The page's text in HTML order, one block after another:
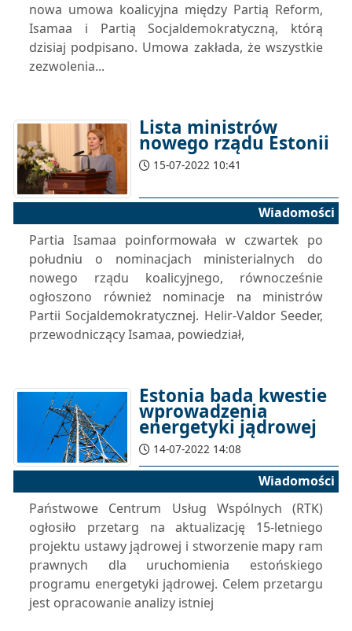
nowa umowa koalicyjna między Partią Reform,
Isamaa i Partią Socjaldemokratyczną, którą
dzisiaj podpisano. Umowa zakłada, że ​​wszystkie
zezwolenia...
Lista ministrów
nowego rządu Estonii
15-07-2022 10:41
Wiadomości
Partia Isamaa poinformowała w czwartek po
południu o nominacjach ministerialnych do
nowego rządu koalicyjnego, równocześnie
ogłoszono również nominacje na ministrów
Partii Socjaldemokratycznej. Helir-Valdor Seeder,
przewodniczący Isamaa, powiedział,
Estonia bada kwestie
wprowadzenia
energetyki jądrowej
14-07-2022 14:08
Wiadomości
Państwowe Centrum Usług Wspólnych (RTK)
ogłosiło przetarg na aktualizację 15-letniego
projektu ustawy jądrowej i stworzenie mapy ram
prawnych dla uruchomienia estońskiego
programu energetyki jądrowej. Celem przetargu
jest opracowanie analizy istniej